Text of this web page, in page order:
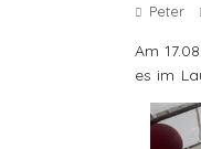
Peter
Am
es im